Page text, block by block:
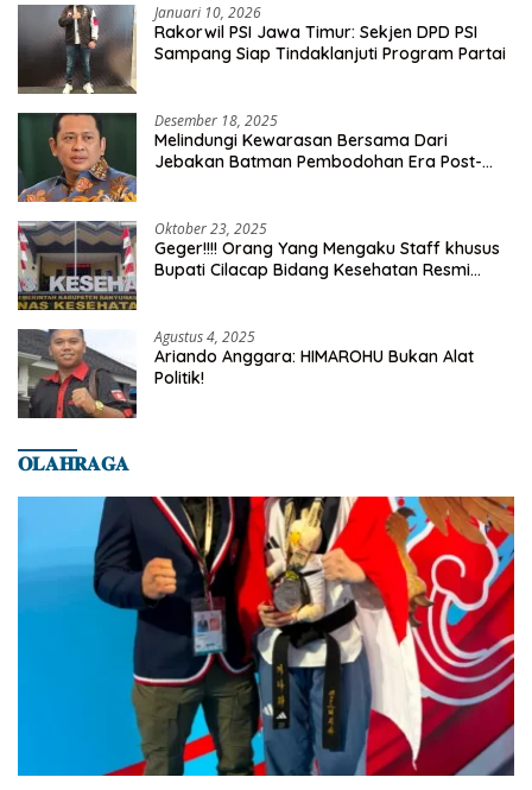
Januari 10, 2026
Rakorwil PSI Jawa Timur: Sekjen DPD PSI
Sampang Siap Tindaklanjuti Program Partai
Desember 18, 2025
Melindungi Kewarasan Bersama Dari
Jebakan Batman Pembodohan Era Post-
Oktober 23, 2025
Geger!!!! Orang Yang Mengaku Staff khusus
Bupati Cilacap Bidang Kesehatan Resmi
Agustus 4, 2025
Ariando Anggara: HIMAROHU Bukan Alat
Politik!
𝐎𝐋𝐀𝐇𝐑𝐀𝐆𝐀